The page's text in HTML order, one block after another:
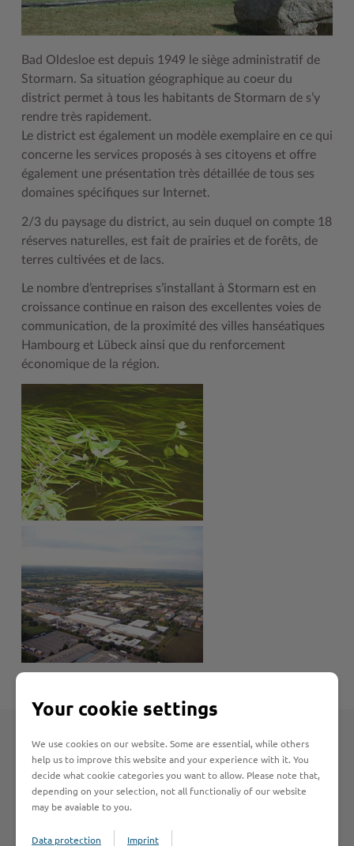
Bad Oldesloe est depuis 1949 le siège administratif de
Stormarn. Sa situation géographique au coeur du
district permet à tous les habitants de Stormarn de s’y
rendre très rapidement.
Le district est également un modèle exemplaire en ce qui
concerne les services proposés à ses citoyens et offre
également une présentation très détaillée de tous ses
domaines spécifiques sur Internet.
2/3 du paysage du district, au sein duquel on compte 18
réserves naturelles, est fait de prairies et de forêts, de
terres cultivées et de lacs.
Le nombre d’entreprises s’installant à Stormarn est en
croissance continue en raison des excellentes voies de
communication, de la proximité des villes hanséatiques
Hambourg et Lübeck ainsi que du renforcement
économique de la région.
Français
Your cookie settings
We use cookies on our website. Some are essential, while others
help us to improve this website and your experience with it. You
decide what cookie categories you want to allow. Please note that,
depending on your selection, not all functionaliy of our website
may be avaiable to you.
Data protection Imprint